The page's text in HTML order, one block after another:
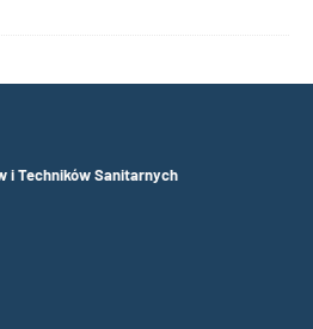
i Techników Sanitarnych